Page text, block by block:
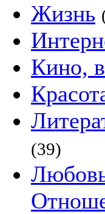
Жизнь
Кино,
(39)